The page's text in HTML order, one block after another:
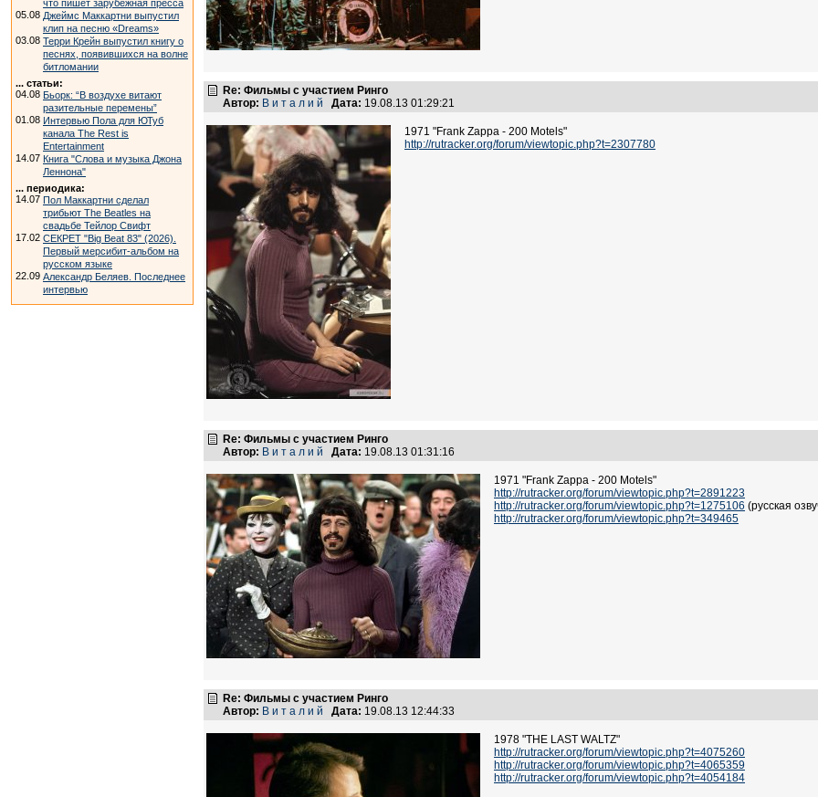
что пишет зарубежная пресса
05.08 Джеймс Маккартни выпустил
клип на песню «Dreams»
03.08 Терри Крейн выпустил книгу о
песнях, появившихся на волне
битломании
... статьи:
04.08 Бьорк: “В воздухе витают
разительные перемены”
01.08 Интервью Пола для ЮТуб
канала The Rest is
Entertainment
14.07 Книга "Слова и музыка Джона
Леннона"
... периодика:
14.07 Пол Маккартни сделал
трибьют The Beatles на
свадьбе Тейлор Свифт
17.02 СЕКРЕТ "Big Beat 83" (2026).
Первый мерсибит-альбом на
русском языке
22.09 Александр Беляев. Последнее
интервью
Re: Фильмы с участием Ринго
Автор: В и т а л и й Дата: 19.08.13 01:29:21
1971 "Frank Zappa - 200 Motels"
http://rutracker.org/forum/viewtopic.php?t=2307780
Re: Фильмы с участием Ринго
Автор: В и т а л и й Дата: 19.08.13 01:31:16
1971 "Frank Zappa - 200 Motels"
http://rutracker.org/forum/viewtopic.php?t=2891223
http://rutracker.org/forum/viewtopic.php?t=1275106 (русская
http://rutracker.org/forum/viewtopic.php?t=349465
Re: Фильмы с участием Ринго
Автор: В и т а л и й Дата: 19.08.13 12:44:33
1978 "THE LAST WALTZ"
http://rutracker.org/forum/viewtopic.php?t=4075260
http://rutracker.org/forum/viewtopic.php?t=4065359
http://rutracker.org/forum/viewtopic.php?t=4054184